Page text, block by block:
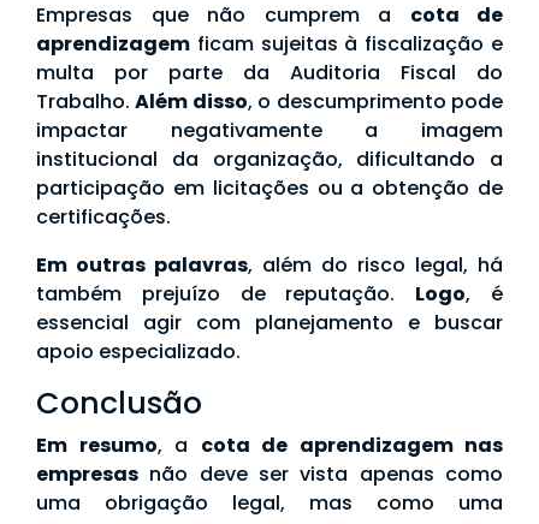
Empresas que não cumprem a cota de
aprendizagem ficam sujeitas à fiscalização e
multa por parte da Auditoria Fiscal do
Trabalho.Além disso, o descumprimento pode
impactar negativamente a imagem
institucional da organização, dificultando a
participação em licitações ou a obtenção de
certificações.
Em outras palavras, além do risco legal, há
também prejuízo de reputação. Logo, é
essencial agir com planejamento e buscar
apoio especializado.
Conclusão
Em resumo, a cota de aprendizagem nas
empresas não deve ser vista apenas como
uma obrigação legal, mas como uma